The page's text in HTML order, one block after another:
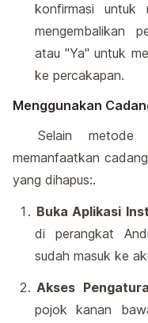
konfirmasi untuk
mengembalikan
atau "Ya" untuk
ke percakapan.
Menggunakan
Selain
memanfaatkan
yang dihapus:.
Buka Aplikasi
di perangkat
sudah masuk ke
Akses
pojok kanan